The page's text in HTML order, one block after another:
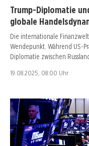
Trump-Diplomatie
globale
Die internationale
Wendepunkt. Während US-
Diplomatie zwischen
19.08.2025, 08:00 Uhr